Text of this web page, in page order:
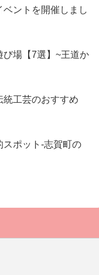
ントを開催しまし
場【7選】~王道か
工芸のおすすめ
スポット-志賀町の